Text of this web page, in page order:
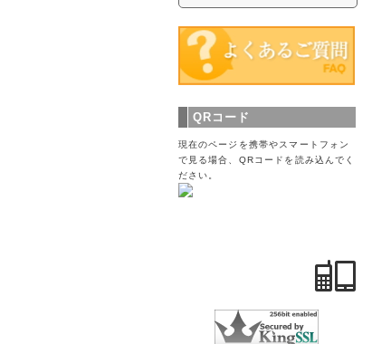
QRコード
現在のページを携帯やスマートフォン
で見る場合、QRコードを読み込んでく
ださい。